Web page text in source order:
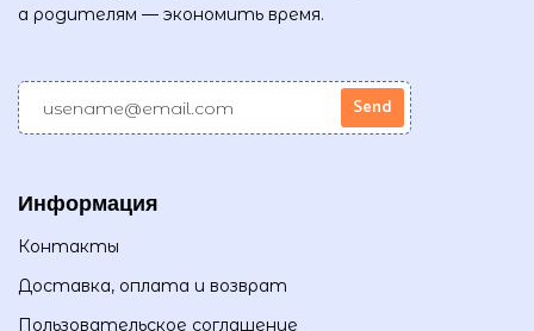
а родителям — экономить время.
Информация
Контакты
Доставка, оплата и возврат
Пользовательское соглашение